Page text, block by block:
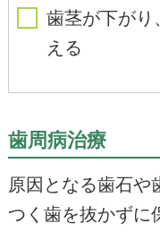
歯茎が下がり
える
歯周病治療
原因となる歯石や
つく歯を抜かずに